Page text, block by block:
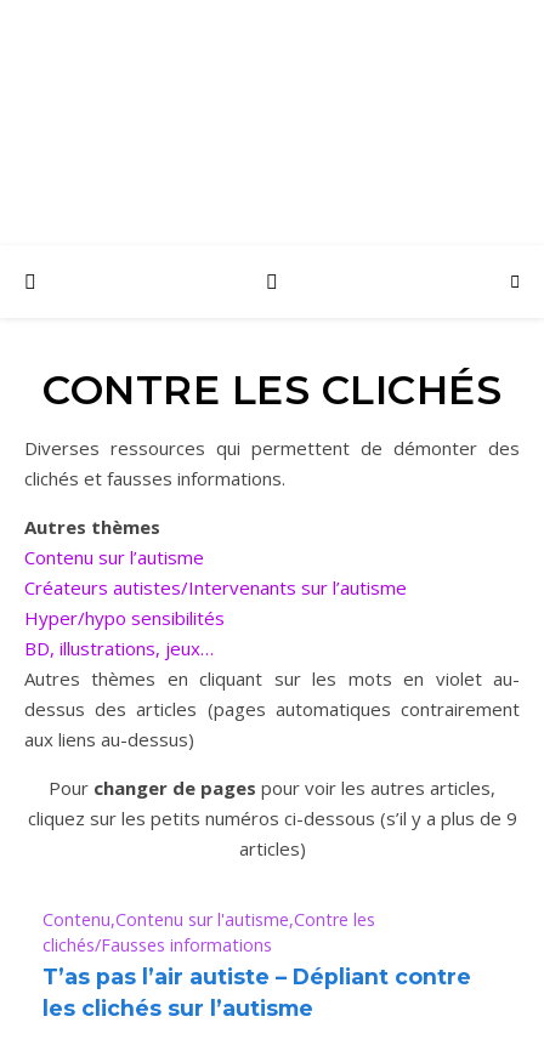
CONTRE LES CLICHÉS
Diverses ressources qui permettent de démonter des
clichés et fausses informations.
Autres thèmes
Contenu sur l’autisme
Créateurs autistes/Intervenants sur l’autisme
Hyper/hypo sensibilités
BD, illustrations, jeux…
Autres thèmes en cliquant sur les mots en violet au-
dessus des articles (pages automatiques contrairement
aux liens au-dessus)
Pour changer de pages pour voir les autres articles,
cliquez sur les petits numéros ci-dessous (s’il y a plus de 9
articles)
Contenu Contenu sur l'autisme Contre les
clichés/Fausses informations
T’as pas l’air autiste – Dépliant contre
les clichés sur l’autisme